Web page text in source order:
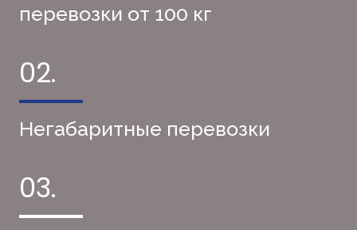
перевозки от 100 кг
02.
Негабаритные перевозки
03.